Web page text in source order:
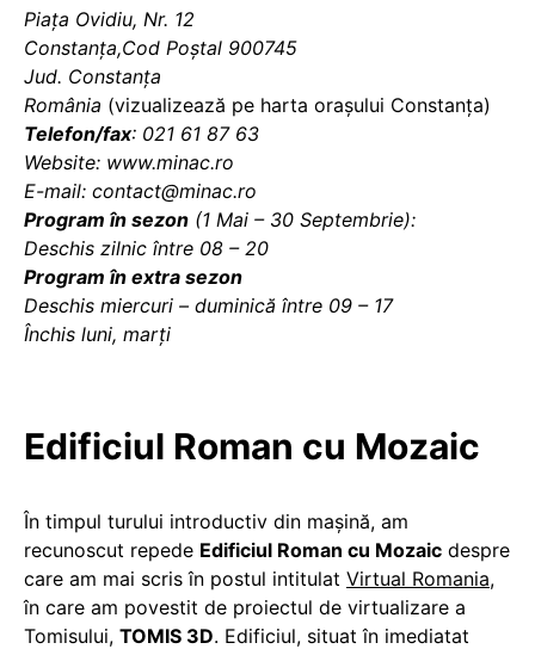
Piaţa Ovidiu, Nr. 12
Constanța,Cod Poștal 900745
Jud. Constanța
România (vizualizează pe harta orașului Constanța)
Telefon/fax: 021 61 87 63
Website: www.minac.ro
E-mail: contact@minac.ro
Program în sezon (1 Mai – 30 Septembrie):
Deschis zilnic între 08 – 20
Program în extra sezon
Deschis miercuri – duminică între 09 – 17
Închis luni, marți
Edificiul Roman cu Mozaic
În timpul turului introductiv din mașină, am
recunoscut repede Edificiul Roman cu Mozaic despre
care am mai scris în postul intitulat Virtual Romania,
în care am povestit de proiectul de virtualizare a
Tomisului, TOMIS 3D. Edificiul, situat în imediatat